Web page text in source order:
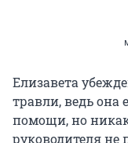
Елизавета
травли, ведь она
помощи, но
руководителя не